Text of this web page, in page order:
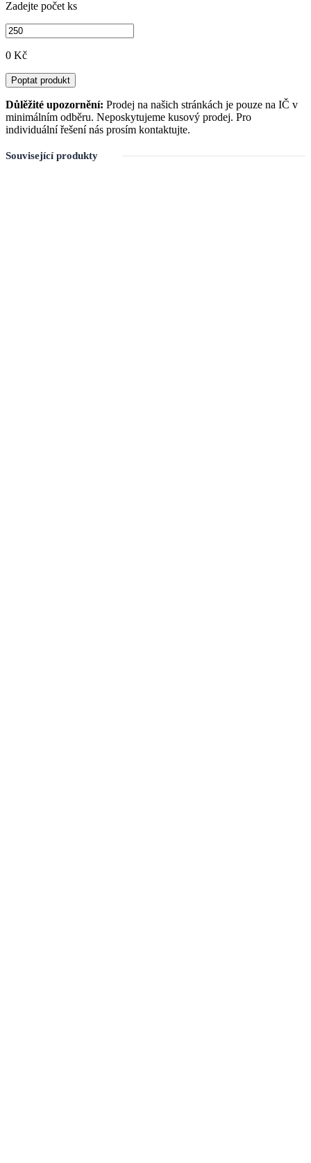
Zadejte počet ks
0 Kč
Poptat produkt
Důlěžité upozornění: Prodej na našich stránkách je pouze na IČ v
minimálním odběru. Neposkytujeme kusový prodej. Pro
individuální řešení nás prosím kontaktujte.
Související produkty